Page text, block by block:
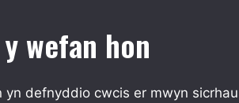
wefan hon
yn defnyddio cwcis er mwyn